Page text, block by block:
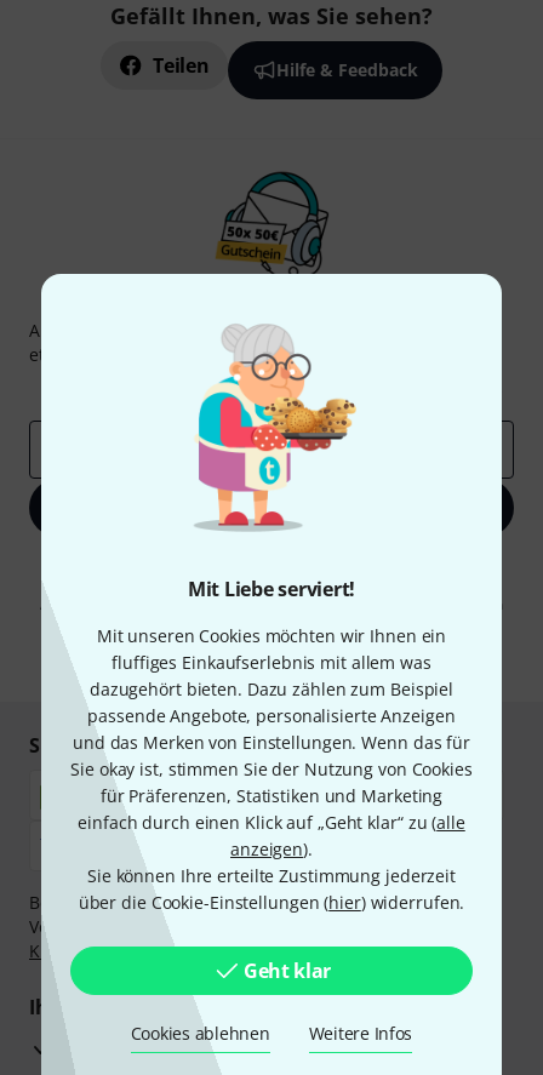
Mit Liebe serviert!
Mit unseren Cookies möchten wir Ihnen ein
fluffiges Einkaufserlebnis mit allem was
dazugehört bieten. Dazu zählen zum Beispiel
passende Angebote, personalisierte Anzeigen
und das Merken von Einstellungen. Wenn das für
Sie okay ist, stimmen Sie der Nutzung von Cookies
für Präferenzen, Statistiken und Marketing
einfach durch einen Klick auf „Geht klar“ zu (alle
anzeigen).
Sie können Ihre erteilte Zustimmung jederzeit
über die Cookie-Einstellungen (hier) widerrufen.
Geht klar
Cookies ablehnen Weitere Infos
Gefällt Ihnen, was Sie sehen?
Teilen Hilfe & Feedback
Abonniere den Thomann Newsletter und gewinne mit
etwas Glück einen von
50 Gutscheinen
Inspirierende Beiträge
Deals
Jetzt anmelden
Werbung und einer Messung des E-Mail-Nutzungsverhaltens zu. Die
Abmeldung ist jederzeit möglich. Weitere Informationen finden Sie in
* Pflichtfeld
Sicher einkaufen & bezahlen
Bezahlen Sie vertraulich und sicher per Nachnahme,
Vorkasse, PayPal, Amazon Pay,
Klarna Ratenzahlungoder Kreditkarte.
Ihre Vorteile
3 Jahre Thomann Garantie